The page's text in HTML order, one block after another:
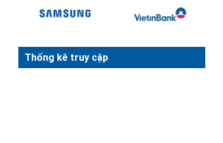
Thống kê truy cập